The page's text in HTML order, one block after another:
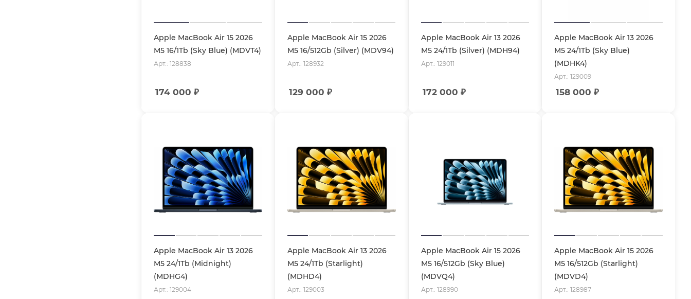
Apple MacBook Air 15 2026
M5 16/1Tb (Sky Blue) (MDVT4)
Арт.: 128838
174 000 ₽
Apple MacBook Air 15 2026
M5 16/512Gb (Silver) (MDV94)
Арт.: 128932
129 000 ₽
Apple MacBook Air 13 2026
M5 24/1Tb (Silver) (MDH94)
Арт.: 129011
172 000 ₽
Apple MacBook Air 13 2026
M5 24/1Tb (Sky Blue)
(MDHK4)
Арт.: 129009
158 000 ₽
Apple MacBook Air 13 2026
M5 24/1Tb (Midnight)
(MDHG4)
Арт.: 129004
Apple MacBook Air 13 2026
M5 24/1Tb (Starlight)
(MDHD4)
Арт.: 129003
Apple MacBook Air 15 2026
M5 16/512Gb (Sky Blue)
(MDVQ4)
Арт.: 128990
Apple MacBook Air 15 2026
M5 16/512Gb (Starlight)
(MDVD4)
Арт.: 128987